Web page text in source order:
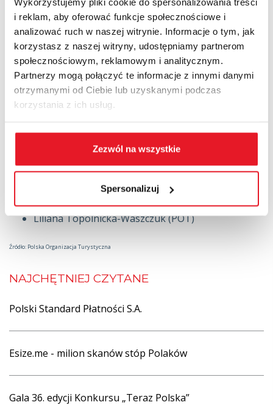
i reklam, aby oferować funkcje społecznościowe i
analizować ruch w naszej witrynie. Informacje o tym, jak
korzystasz z naszej witryny, udostępniamy partnerom
społecznościowym, reklamowym i analitycznym.
Partnerzy mogą połączyć te informacje z innymi danymi
otrzymanymi od Ciebie lub uzyskanymi podczas
korzystania z ich usług.
Zezwól na wszystkie
Spersonalizuj
W skład Jury Naukowego i Ekspertów Kapituły
Konkursowej weszli:
prof. dr hab. zw. Borzyszkowski (WSB w Gdańsku)
dr Dominik Borek (DT MSiT)
dr Wojciech Fedyk (AWF we Wrocławiu)
dr hab. Jacek Olszewski-Strzyżowski (AWFiS w
Gdańsku)
dr Bartłomiej Walas (WSTiE)
dr Elżbieta Wąsowicz-Zaborek (SGH)
Michał Lipiński (Fundacja Polskiego Godła
Magdalena Krucz (POT) – Przewodnicząca Kapituły
Ekspertów Konkursu
Liliana Topolnicka-Waszczuk (POT)
Źródło: Polska Organizacja Turystyczna
NAJCHĘTNIEJ CZYTANE
Polski Standard Płatności S.A.
Esize.me - milion skanów stóp Polaków
Gala 36. edycji Konkursu „Teraz Polska”